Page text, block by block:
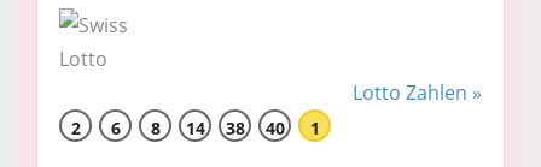
Lotto Zahlen »
2 6 8 14 38 40 1